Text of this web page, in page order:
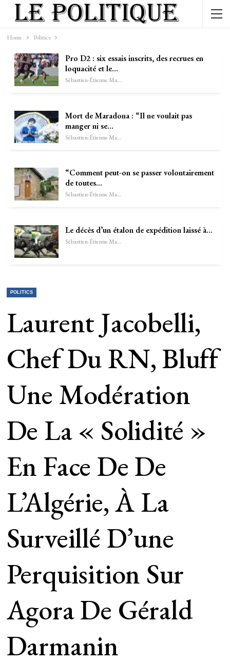
Home Politics
Pro D2 : six essais inscrits, des recrues en
loquacité et le…
Sébastien-Étienne Marechal
Mort de Maradona : “Il ne voulait pas
manger ni se…
Sébastien-Étienne Marechal
“Comment peut-on se passer volontairement
de toutes…
Sébastien-Étienne Marechal
Le décès d’un étalon de expédition laissé à…
Sébastien-Étienne Marechal
POLITICS
Laurent Jacobelli,
Chef Du RN, Bluff
Une Modération
De La « Solidité »
En Face De De
L’Algérie, À La
Surveillé D’une
Perquisition Sur
Agora De Gérald
Darmanin